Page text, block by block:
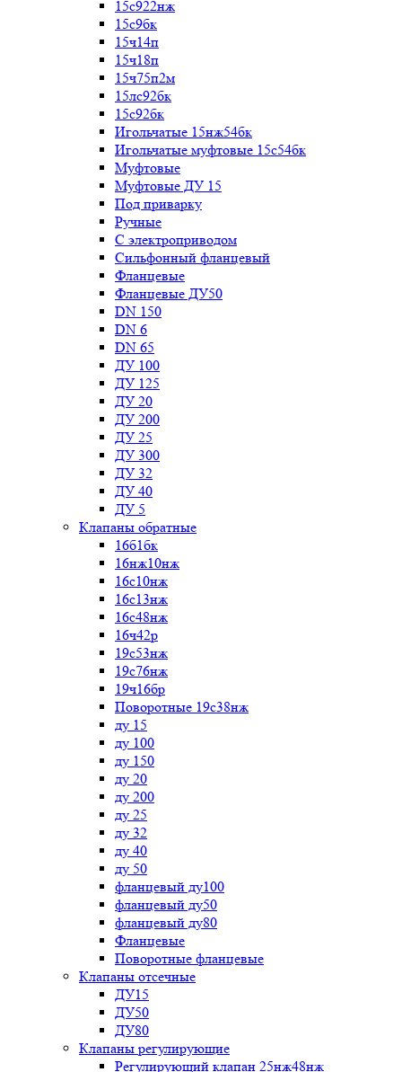
15с922нж
15с9бк
15ч14п
15ч18п
15ч75п2м
15лс92бк
15с92бк
Игольчатые 15нж54бк
Игольчатые муфтовые 15с54бк
Муфтовые
Муфтовые ДУ 15
Под приварку
Ручные
С электроприводом
Сильфонный фланцевый
Фланцевые
Фланцевые ДУ50
DN 150
DN 6
DN 65
ДУ 100
ДУ 125
ДУ 20
ДУ 200
ДУ 25
ДУ 300
ДУ 32
ДУ 40
ДУ 5
Клапаны обратные
16б1бк
16нж10нж
16с10нж
16с13нж
16с48нж
16ч42р
19с53нж
19с76нж
19ч16бр
Поворотные 19с38нж
ду 15
ду 100
ду 150
ду 20
ду 200
ду 25
ду 32
ду 40
ду 50
фланцевый ду100
фланцевый ду50
фланцевый ду80
Фланцевые
Поворотные фланцевые
Клапаны отсечные
ДУ15
ДУ50
ДУ80
Клапаны регулирующие
Регулирующий клапан 25нж48нж